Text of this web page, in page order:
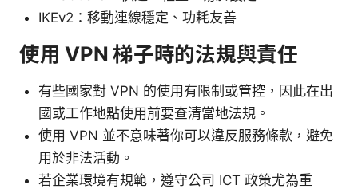
IKEv2：移動連線穩定、功耗友善
使用 VPN 梯子時的法規與責任
有些國家對 VPN 的使用有限制或管控，因此在出
國或工作地點使用前要查清當地法規。
使用 VPN 並不意味著你可以違反服務條款，避免
用於非法活動。
若企業環境有規範，遵守公司 ICT 政策尤為重